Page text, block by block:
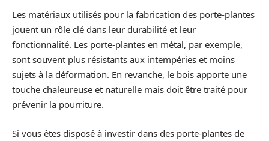
Les matériaux utilisés pour la fabrication des porte-plantes
jouent un rôle clé dans leur durabilité et leur
fonctionnalité. Les porte-plantes en métal, par exemple,
sont souvent plus résistants aux intempéries et moins
sujets à la déformation. En revanche, le bois apporte une
touche chaleureuse et naturelle mais doit être traité pour
prévenir la pourriture.
Si vous êtes disposé à investir dans des porte-plantes de